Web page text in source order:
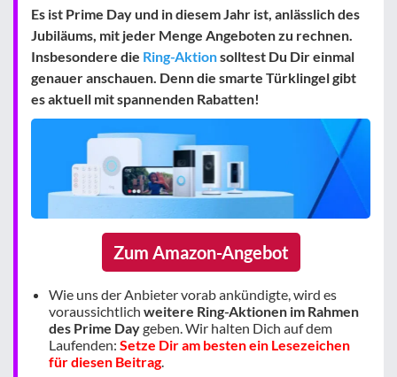
Es ist Prime Day und in diesem Jahr ist, anlässlich des
Jubiläums, mit jeder Menge Angeboten zu rechnen.
Insbesondere die Ring-Aktionsolltest Du Dir einmal
genauer anschauen. Denn die smarte Türklingel gibt
es aktuell mit spannenden Rabatten!
Zum Amazon-Angebot
Wie uns der Anbieter vorab ankündigte, wird es
voraussichtlich weitere Ring-Aktionen im Rahmen
des Prime Daygeben. Wir halten Dich auf dem
Laufenden: Setze Dir am besten ein Lesezeichen
für diesen Beitrag.